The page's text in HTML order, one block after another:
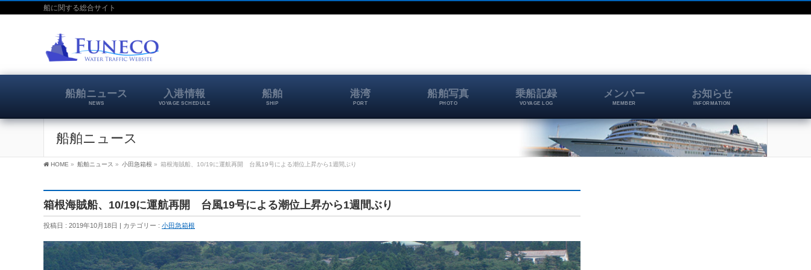
船に関する総合サイト
船舶ニュース
NEWS
入港情報
VOYAGE SCHEDULE
船舶
SHIP
港湾
PORT
船舶写真
PHOTO
乗船記録
VOYAGE LOG
メンバー
MEMBER
お知らせ
INFORMATION
船舶ニュース
HOME » 船舶ニュース » 小田急箱根 » 箱根海賊船、10/19に運航再開 台風19号による潮位上昇から1週間ぶり
箱根海賊船、10/19に運航再開 台風19号による潮位上昇から1週間ぶり
投稿日 : 2019年10月18日 カテゴリー : 小田急箱根